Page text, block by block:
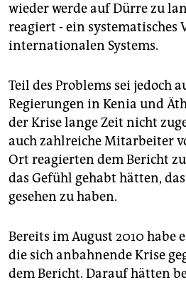
wieder werde auf Dürre zu
reagiert - ein systematisches
internationalen Systems.
Teil des Problems sei jedoch
Regierungen in Kenia und
der Krise lange Zeit nicht
auch zahlreiche Mitarbeiter
Ort reagierten dem Bericht
das Gefühl gehabt hätten,
gesehen zu haben.
Bereits im August 2010 habe
die sich anbahnende Krise
dem Bericht. Darauf hätten